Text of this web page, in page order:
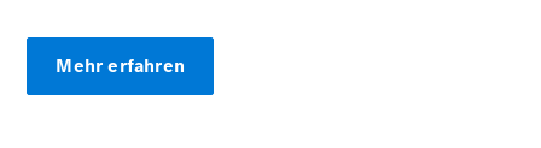
EU-
Reifenlabel
Mehr erfahren